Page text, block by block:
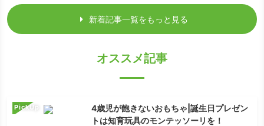
新着記事一覧をもっと見る
オススメ記事
PickUp
4歳児が飽きないおもちゃ|誕生日プレゼン
トは知育玩具のモンテッソーリを！